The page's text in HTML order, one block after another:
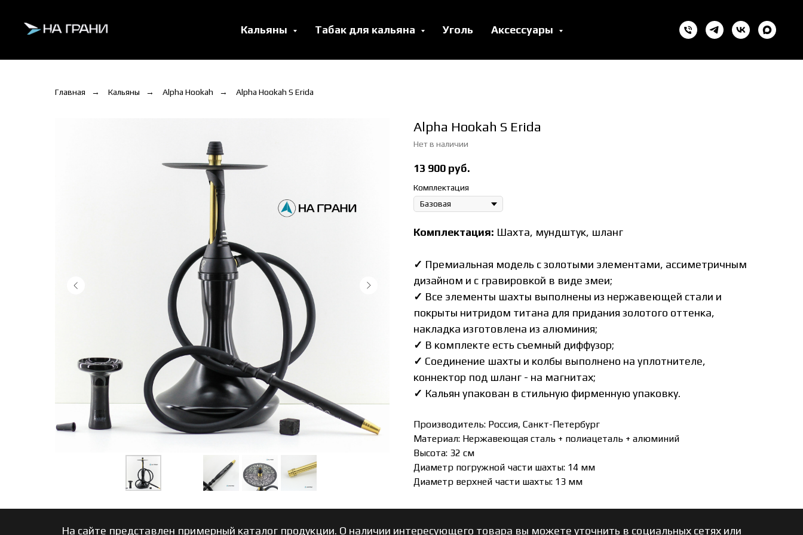
Кальяны Табак для кальяна Уголь Аксессуары
Главная → Кальяны → Alpha Hookah → Alpha Hookah S Erida
Alpha Hookah S Erida
Нет в наличии
13 900 руб.
Комплектация
Комплектация: Шахта, мундштук, шланг
✓ Премиальная модель с золотыми элементами, ассиметричным
дизайном и с гравировкой в виде змеи;
✓ Все элементы шахты выполнены из нержавеющей стали и
покрыты нитридом титана для придания золотого оттенка,
накладка изготовлена из алюминия;
✓ В комплекте есть съемный диффузор;
✓ Соединение шахты и колбы выполнено на уплотнителе,
коннектор под шланг - на магнитах;
✓ Кальян упакован в стильную фирменную упаковку.
Производитель: Россия, Санкт-Петербург
Материал: Нержавеющая сталь + полиацеталь + алюминий
Высота: 32 см
Диаметр погружной части шахты: 14 мм
Диаметр верхней части шахты: 13 мм
На сайте представлен примерный каталог продукции. О наличии интересующего товара вы можете уточнить в социальных сетях или